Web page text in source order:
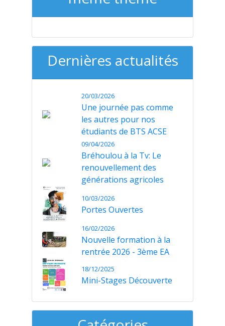
Dernières actualités
20/03/2026
Une journée pas comme
les autres pour nos
étudiants de BTS ACSE
09/04/2026
Bréhoulou à la Tv: Le
renouvellement des
générations agricoles
10/03/2026
Portes Ouvertes
16/02/2026
Nouvelle formation à la
rentrée 2026 - 3ème EA
18/12/2025
Mini-Stages Découverte